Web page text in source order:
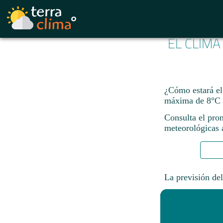
EL
¿Cómo estará
máxima de
Consulta el
meteorológicas
La previsión